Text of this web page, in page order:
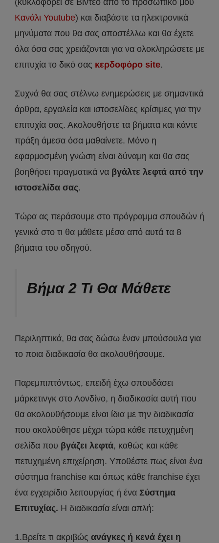
(κυκλοφορεί σε Βίντεο από το προσωπικό μου
Κανάλι Youtube) και διαβάστε τα ηλεκτρονικά
μηνύματα που θα σας αποστέλλω και θα έχετε
όλα όσα σας χρειάζονται για να ολοκληρώσετε με
επιτυχία το δικό σας κερδοφόρο site.
Συχνά θα σας στέλνω ενημερώσεις με σημαντικά
άρθρα, εργαλεία και ιστοσελίδες κρίσιμες για την
επιτυχία σας. Ακολουθήστε τα βήματα και κάντε
πράξη άμεσα όσα μαθαίνετε. Μόνο η
εφαρμοσμένη γνώση είναι δύναμη και θα σας
βοηθήσει πραγματικά να βγάλτε λεφτά από την
ιστοσελίδα σας.
Τώρα ας περάσουμε στο πρόγραμμα σπουδών ή
γενικά στο τι θα μάθετε μέσα από αυτά τα 8
βήματα του οδηγού.
Βήμα 2 Τι Θα Μάθετε
Περιληπτικά, θα σας δώσω έναν μπούσουλα για
το ποια διαδικασία θα ακολουθήσουμε.
Παρεμπιπτόντως, επειδή έχω σπουδάσει
μάρκετινγκ στο Λονδίνο, η διαδικασία αυτή που
θα ακολουθήσουμε είναι ίδια με την διαδικασία
που ακολούθησε μέχρι τώρα κάθε πετυχημένη
σελίδα που βγάζει λεφτά, καθώς και κάθε
πετυχημένη επιχείρηση. Υποθέστε πως είναι ένα
σύστημα franchise και όπως κάθε franchise έχει
ένα εγχειρίδιο λειτουργίας ή ένα Σύστημα
Επιτυχίας. Η διαδικασία είναι απλή:
1.Βρείτε τι ακριβώς ανάγκες ή κενά έχει η